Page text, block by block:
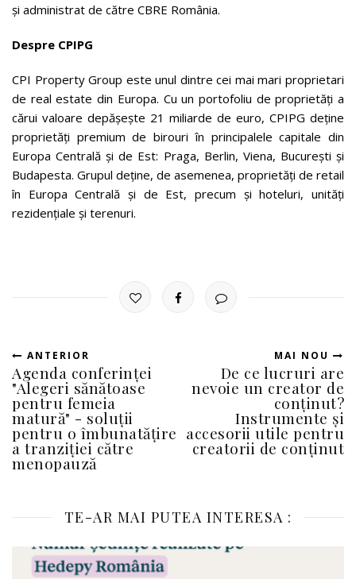
și administrat de către CBRE România.
Despre CPIPG
CPI Property Group este unul dintre cei mai mari proprietari
de real estate din Europa. Cu un portofoliu de proprietăţi a
cărui valoare depăşeşte 21 miliarde de euro, CPIPG deține
proprietăţi premium de birouri în principalele capitale din
Europa Centrală și de Est: Praga, Berlin, Viena, Bucureşti și
Budapesta. Grupul deține, de asemenea, proprietăți de retail
în Europa Centrală și de Est, precum și hoteluri, unități
rezidențiale şi terenuri.
ANTERIOR
Agenda conferinței
"Alegeri sănătoase
pentru femeia
matură" - soluții
pentru o îmbunatățire
a tranziției către
menopauză
MAI NOU
De ce lucruri are
nevoie un creator de
conținut?
Instrumente și
accesorii utile pentru
creatorii de conținut
TE-AR MAI PUTEA INTERESA :